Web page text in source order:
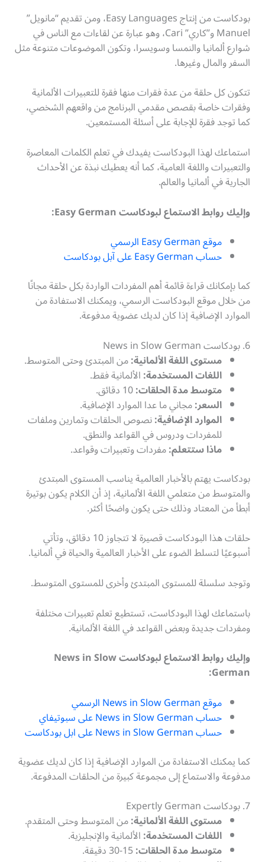
بودكاست من إنتاج Easy Languages، ومن تقديم “مانويل”
Manuel و”كاري” Cari، وهو عبارة عن لقاءات مع الناس في
شوارع ألمانيا والنمسا وسويسرا، وتكون الموضوعات متنوعة مثل
السفر والمال وغيرها.
تتكون كل حلقة من عدة فقرات منها فقرة للتعبيرات الألمانية
وفقرات خاصة بقصص مقدمي البرنامج من واقعهم الشخصي،
كما توجد فقرة للإجابة على أسئلة المستمعين.
استماعك لهذا البودكاست يفيدك في تعلم الكلمات المعاصرة
والتعبيرات واللغة العامية، كما أنه يعطيك نبذة عن الأحداث
الجارية في ألمانيا والعالم.
وإليك روابط الاستماع لبودكاست Easy German:
موقع Easy German الرسمي
حساب Easy German على آبل بودكاست
كما بإمكانك قراءة قائمة أهم المفردات الواردة بكل حلقة مجانًا
من خلال موقع البودكاست الرسمي، ويمكنك الاستفادة من
الموارد الإضافية إذا كان لديك عضوية مدفوعة.
6. بودكاست News in Slow German
مستوى اللغة الألمانية:من المبتدئ وحتى المتوسط.
اللغات المستخدمة:الألمانية فقط.
متوسط مدة الحلقات:
السعر:مجاني ما عدا الموارد الإضافية.
الموارد الإضافية:نصوص الحلقات وتمارين وملفات
للمفردات ودروس في القواعد والنطق.
ماذا ستتعلم:مفردات وتعبيرات وقواعد.
بودكاست يهتم بالأخبار العالمية يناسب المستوى المبتدئ
والمتوسط من متعلمي اللغة الألمانية، إذ أن الكلام يكون بوتيرة
أبطأ من المعتاد وذلك حتى يكون واضحًا أكثر.
حلقات هذا البودكاست قصيرة لا تتجاوز 10 دقائق، وتأتي
أسبوعيًا لتسلط الضوء على الأخبار العالمية والحياة في ألمانيا.
وتوجد سلسلة للمستوى المبتدئ وأخرى للمستوى المتوسط.
باستماعك لهذا البودكاست، تستطيع تعلم تعبيرات مختلفة
ومفردات جديدة وبعض القواعد في اللغة الألمانية.
وإليك روابط الاستماع لبودكاست News in Slow
German:
موقع News in Slow German الرسمي
حساب News in Slow German على سبوتيفاي
حساب News in Slow German على ابل بودكاست
كما يمكنك الاستفادة من الموارد الإضافية إذا كان لديك عضوية
مدفوعة والاستماع إلى مجموعة كبيرة من الحلقات المدفوعة.
7. بودكاست Expertly German
مستوى اللغة الألمانية:من المتوسط وحتى المتقدم.
اللغات المستخدمة:الألمانية والإنجليزية.
متوسط مدة الحلقات: